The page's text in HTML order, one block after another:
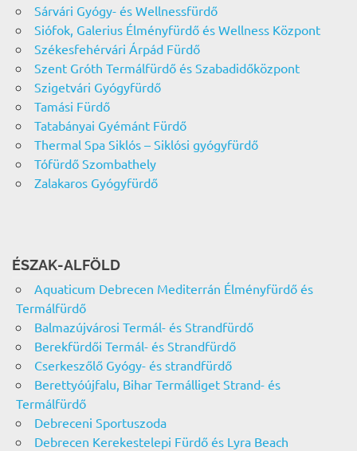
Sárvári Gyógy- és Wellnessfürdő
Siófok, Galerius Élményfürdő és Wellness Központ
Székesfehérvári Árpád Fürdő
Szent Gróth Termálfürdő és Szabadidőközpont
Szigetvári Gyógyfürdő
Tamási Fürdő
Tatabányai Gyémánt Fürdő
Thermal Spa Siklós – Siklósi gyógyfürdő
Tófürdő Szombathely
Zalakaros Gyógyfürdő
ÉSZAK-ALFÖLD
Aquaticum Debrecen Mediterrán Élményfürdő és
Termálfürdő
Balmazújvárosi Termál- és Strandfürdő
Berekfürdői Termál- és Strandfürdő
Cserkeszőlő Gyógy- és strandfürdő
Berettyóújfalu, Bihar Termálliget Strand- és
Termálfürdő
Debreceni Sportuszoda
Debrecen Kerekestelepi Fürdő és Lyra Beach